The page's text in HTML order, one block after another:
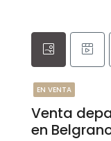
EN VENTA
Venta
en